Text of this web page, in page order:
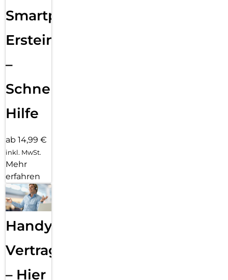
Smartphone
Ersteinrichtung
–
Schnelle
Hilfe
ab 14,99 €
inkl. MwSt.
Mehr
erfahren
Handy
Vertragsabwicklung
– Hier